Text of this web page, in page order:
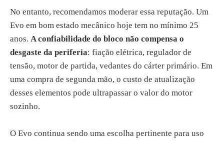
No entanto, recomendamos moderar essa reputação. Um
Evo em bom estado mecânico hoje tem no mínimo 25
anos. A confiabilidade do bloco não compensa o
desgaste da periferia: fiação elétrica, regulador de
tensão, motor de partida, vedantes do cárter primário. Em
uma compra de segunda mão, o custo de atualização
desses elementos pode ultrapassar o valor do motor
sozinho.
O Evo continua sendo uma escolha pertinente para uso